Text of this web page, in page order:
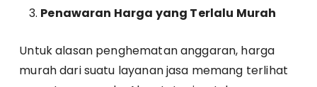
Penawaran Harga yang Terlalu Murah
Untuk alasan penghematan anggaran, harga
murah dari suatu layanan jasa memang terlihat